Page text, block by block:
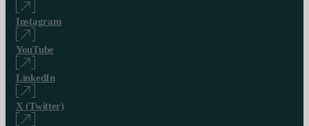
Instagram
YouTube
LinkedIn
X (Twitter)